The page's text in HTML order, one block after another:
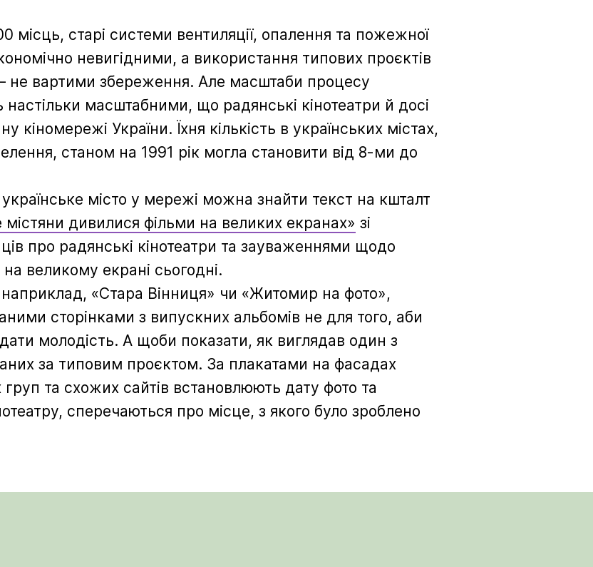
місць, старі системи вентиляції, опалення та пожежної
невигідними, а використання типових проєктів
– не вартими збереження. Але масштаби процесу
настільки масштабними, що радянські кінотеатри й досі
України. Їхня кількість в українських містах,
станом на 1991 рік могла становити від 8-ми до
місто у мережі можна знайти текст на кшталт
містяни дивилися фільми на великих екранах» зі
про радянські кінотеатри та зауваженнями щодо
великому екрані сьогодні.
наприклад, «Стара Вінниця» чи «Житомир на фото»,
сторінками з випускних альбомів не для того, аби
молодість. А щоби показати, як виглядав один з
за типовим проєктом. За плакатами на фасадах
груп та схожих сайтів встановлюють дату фото та
сперечаються про місце, з якого було зроблено